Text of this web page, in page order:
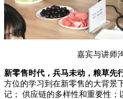
嘉宾与讲师
新零售时代，兵马未动，粮草先
方位的学习到在新零售的大背景
记； 供应链的多样性和重要性；